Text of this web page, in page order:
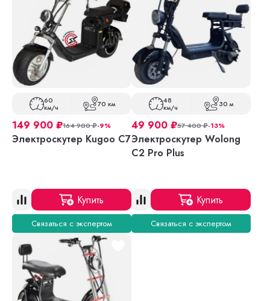
60
км/ч 70 км
149 900 ₽164 900₽-9%
Электроскутер Kugoo С7
Купить
Связаться с экспертом
48
км/ч 30 м
49 900 ₽57 400₽-13%
Электроскутер Wolong
C2 Pro Plus
Купить
Связаться с экспертом